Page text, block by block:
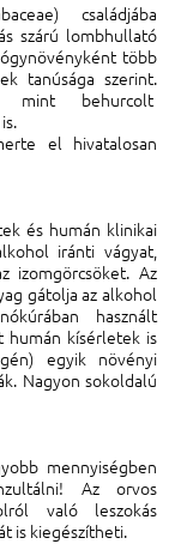
családjába
szárú lombhullató
több
tanúsága szerint.
mint behurcolt
el hivatalosan
és humán klinikai
iránti vágyat,
izomgörcsöket. Az
gátolja az alkohol
használt
humán kísérletek is
egyik növényi
Nagyon sokoldalú
mennyiségben
Az orvos
való leszokás
is kiegészítheti.